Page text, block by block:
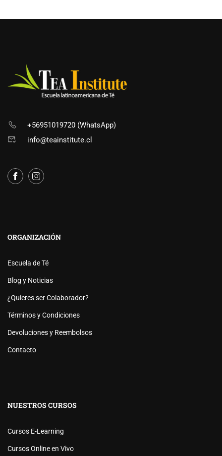
+56951019720 (WhatsApp)
info@teainstitute.cl
ORGANIZACIÓN
Escuela de Té
Blog y Noticias
¿Quieres ser Colaborador?
Términos y Condiciones
Devoluciones y Reembolsos
Contacto
NUESTROS CURSOS
Cursos E-Learning
Cursos Online en Vivo